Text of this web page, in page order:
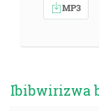
MP3
Ibibwirizwa